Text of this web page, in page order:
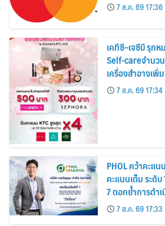
7 ส.ค. 69 17:36
เคทีซี–เจซีบี รุก
Self-careจำนว
เครื่องสำอางเพิ่
7 ส.ค. 69 17:34
PHOL คว้าคะแ
คะแนนเต็ม ระดั
7 ตอกย้ำการดำ
รมาภิบาล โปร่งใ
หุ้น
7 ส.ค. 69 17:33